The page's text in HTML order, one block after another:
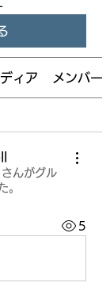
ディア メンバー
さんがグル
。
5